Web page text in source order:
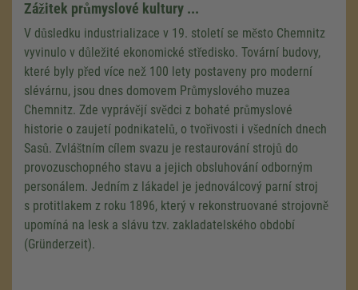
Zážitek průmyslové kultury ...
V důsledku industrializace v 19. století se město Chemnitz
vyvinulo v důležité ekonomické středisko. Tovární budovy,
které byly před více než 100 lety postaveny pro moderní
slévárnu, jsou dnes domovem Průmyslového muzea
Chemnitz. Zde vyprávějí svědci z bohaté průmyslové
historie o zaujetí podnikatelů, o tvořivosti i všedních dnech
Sasů. Zvláštním cílem svazu je restaurování strojů do
provozuschopného stavu a jejich obsluhování odborným
personálem. Jedním z lákadel je jednoválcový parní stroj
s protitlakem z roku 1896, který v rekonstruované strojovně
upomíná na lesk a slávu tzv. zakladatelského období
(Gründerzeit).